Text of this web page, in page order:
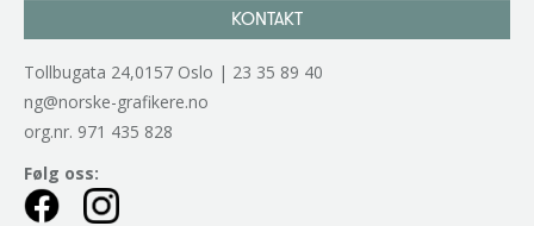
KONTAKT
Tollbugata 24,0157 Oslo | 23 35 89 40
ng@norske-grafikere.no
org.nr. 971 435 828
Følg oss: